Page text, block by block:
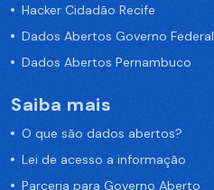
Hacker Cidadão Recife
Dados Abertos Governo Federal
Dados Abertos Pernambuco
Saiba mais
O que são dados abertos?
Lei de acesso a informação
Parceria para Governo Aberto